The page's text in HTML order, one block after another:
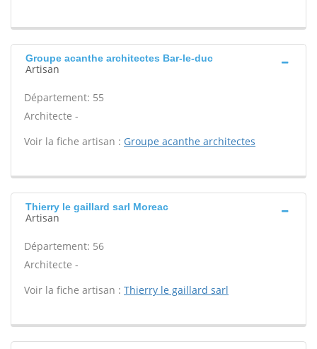
Groupe acanthe architectes Bar-le-duc
Artisan
Département: 55
Architecte -
Voir la fiche artisan : Groupe acanthe architectes
Thierry le gaillard sarl Moreac
Artisan
Département: 56
Architecte -
Voir la fiche artisan : Thierry le gaillard sarl